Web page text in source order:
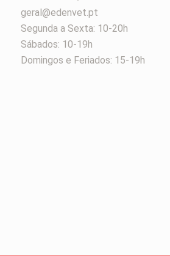
geral@edenvet.pt
Segunda a Sexta: 10-20h
Sábados: 10-19h
Domingos e Feriados: 15-19h